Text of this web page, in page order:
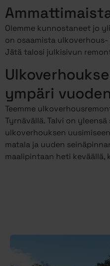
Olemme kunnostaneet jo
on osaamista
Jätä talosi julkisivun
ympäri vuoden
Teemme
Tyrnävällä. Talvi on
ulkoverhouksen
matala ja uuden
maalipintaan heti keväällä,